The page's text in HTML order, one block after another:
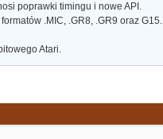
poprawki timingu i nowe API.
.MIC, .GR8, .GR9 oraz G15.
Atari.